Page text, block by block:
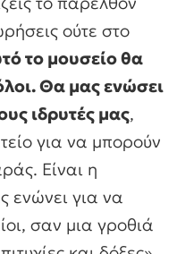
ούτε στο
το μουσείο θα
Θα μας ενώσει
ιδρυτές μας,
για να μπορούν
Είναι η
ενώνει για να
σαν μια γροθιά